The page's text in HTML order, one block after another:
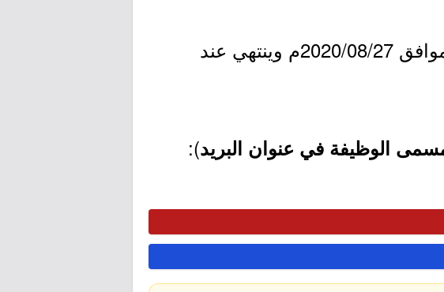
- التقديم مُتاح الآن بدأ اليوم الخميس بتاريخ 1442/01/08هـ الموافق 2020/08/27م وينتهي عند
الوظيفة في عنوان البريد):